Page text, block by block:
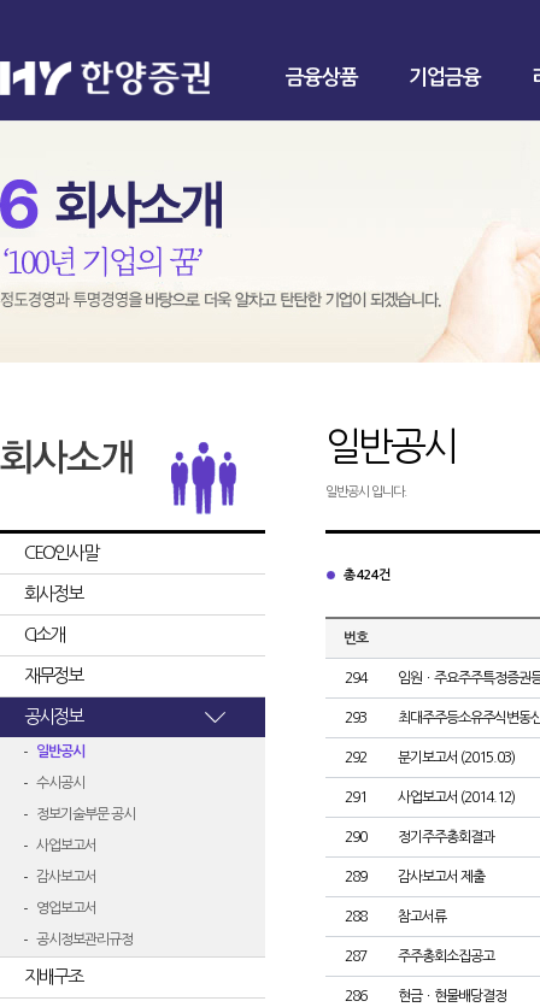
금융상품 기업금융
CEO인사말
회사정보
CI소개
재무정보
공시정보
일반공시
수시공시
정보기술부문 공시
사업보고서
감사보고서
영업보고서
공시정보관리규정
지배구조
일반공시
일반공시 입니다.
총 424건
번호
294 임원ㆍ주요주주특정증권
293 최대주주등소유주식변동
292 분기보고서 (2015.03)
291 사업보고서 (2014.12)
290 정기주주총회결과
289 감사보고서 제출
288 참고서류
287 주주총회소집공고
286 현금ㆍ현물배당결정